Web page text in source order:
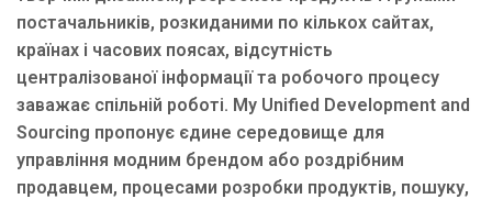
постачальників, розкиданими по кількох сайтах,
країнах і часових поясах, відсутність
централізованої інформації та робочого процесу
заважає спільній роботі. My Unified Development and
Sourcing пропонує єдине середовище для
управління модним брендом або роздрібним
продавцем, процесами розробки продуктів, пошуку,